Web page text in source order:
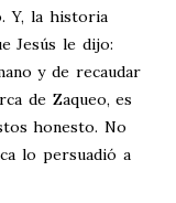
Y, la historia
Jesús le dijo:
y de recaudar
de Zaqueo, es
honesto. No
lo persuadió a